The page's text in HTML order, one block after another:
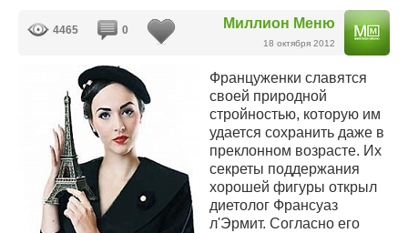
Миллион Меню
18 октября 2012
4465 0
Француженки славятся
своей природной
стройностью, которую им
удается сохранить даже в
преклонном возрасте. Их
секреты поддержания
хорошей фигуры открыл
диетолог Франсуаз
л'Эрмит. Согласно его